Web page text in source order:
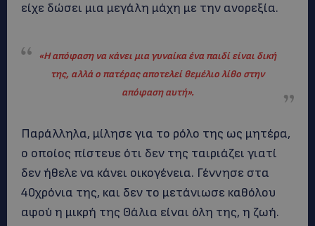
είχε δώσει μια μεγάλη μάχη με την ανορεξία.
«Η απόφαση να κάνει μια γυναίκα ένα παιδί είναι δική
της, αλλά ο πατέρας αποτελεί θεμέλιο λίθο στην
απόφαση αυτή».
Παράλληλα, μίλησε για το ρόλο της ως μητέρα,
ο οποίος πίστευε ότι δεν της ταιριάζει γιατί
δεν ήθελε να κάνει οικογένεια. Γέννησε στα
40χρόνια της, και δεν το μετάνιωσε καθόλου
αφού η μικρή της Θάλια είναι όλη της, η ζωή.